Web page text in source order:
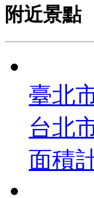
附近景點
臺北
台北
面積